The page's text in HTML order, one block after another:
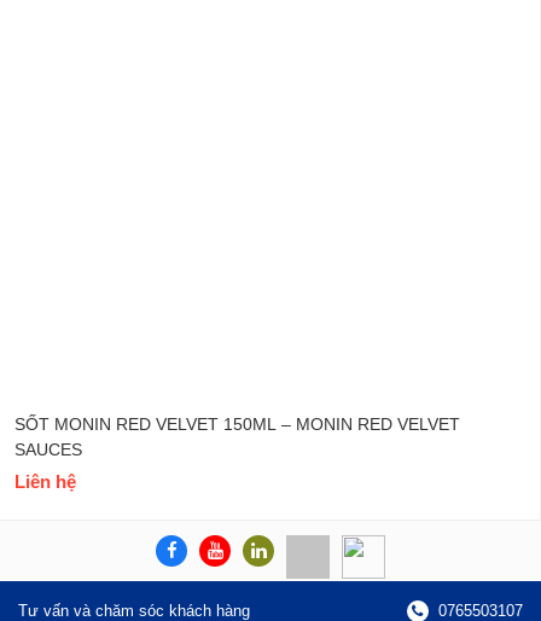
SỐT MONIN RED VELVET 150ML – MONIN RED VELVET
SAUCES
Liên hệ
Tư vấn và chăm sóc khách hàng 0765503107